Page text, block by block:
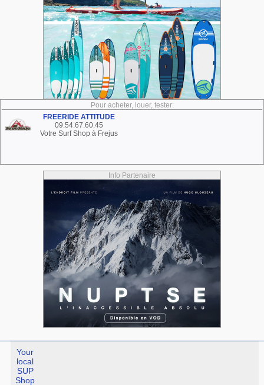
Pour acheter, louer, tester:
FREERIDE ATTITUDE
09.54.67.60.45
Votre Surf Shop à Frejus
Info Partenaire
Your
local
SUP
Shop